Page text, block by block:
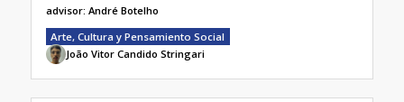
advisor: André Botelho
Arte, Cultura y Pensamiento Social
João Vitor Candido Stringari